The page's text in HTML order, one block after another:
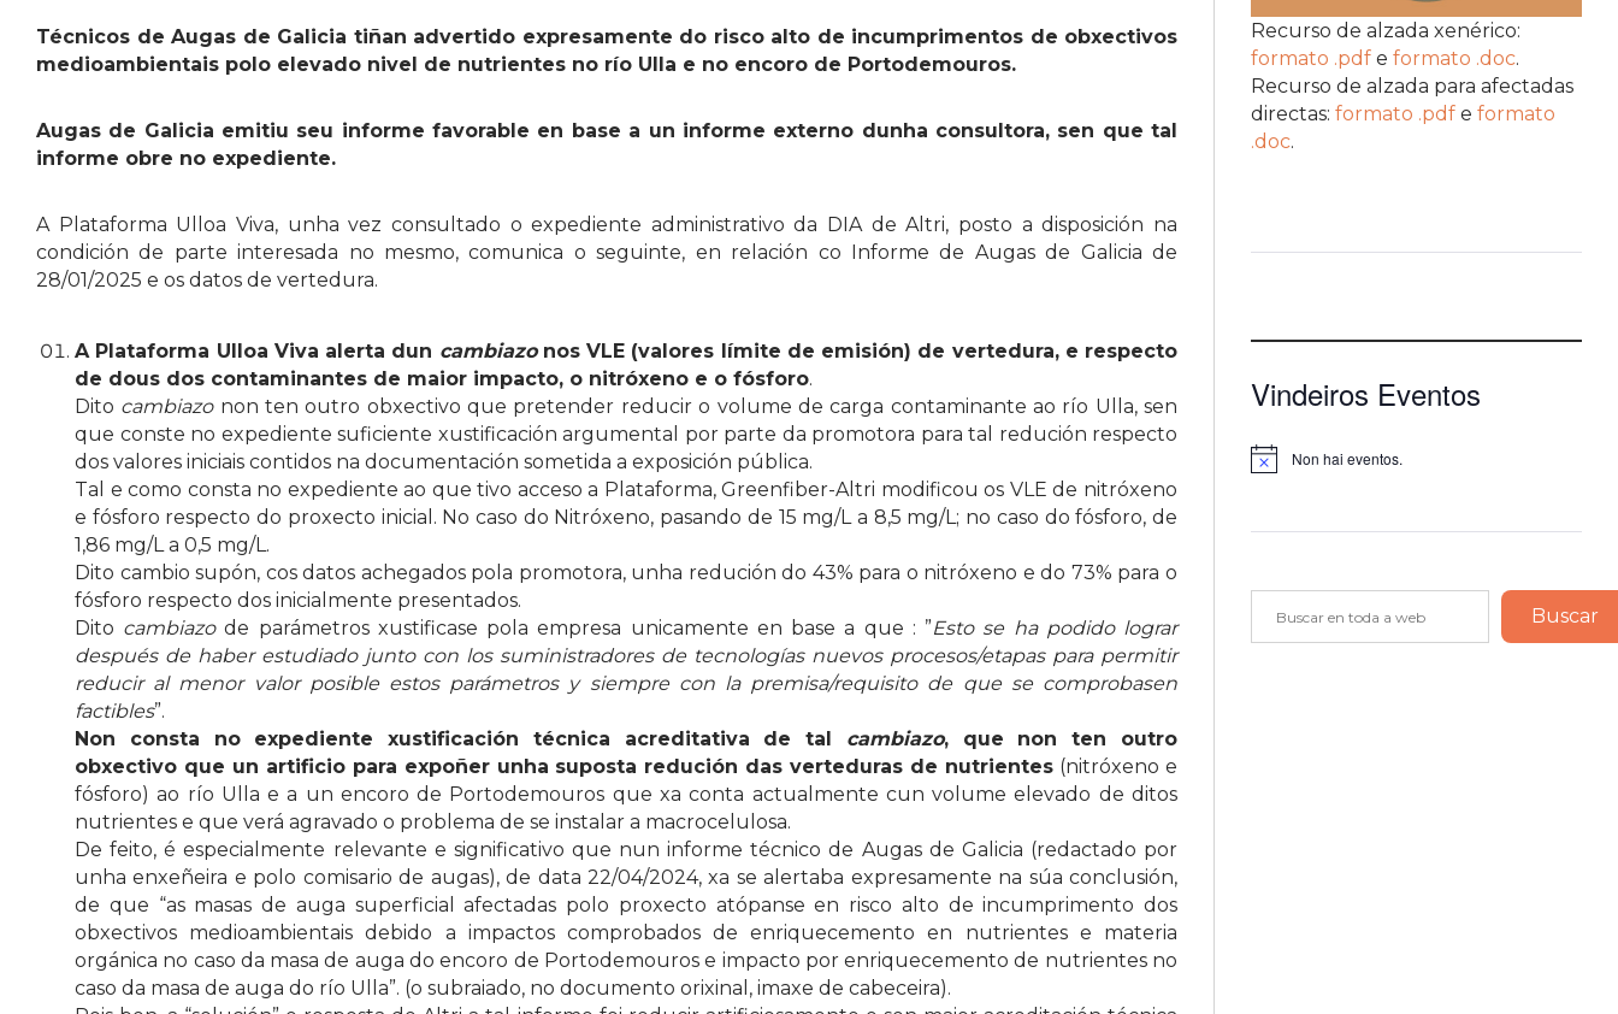
Técnicos de Augas de Galicia tiñan advertido expresamente do risco alto de incumprimentos de obxectivos
medioambientais polo elevado nivel de nutrientes no río Ulla e no encoro de Portodemouros.
Augas de Galicia emitiu seu informe favorable en base a un informe externo dunha consultora, sen que tal
informe obre no expediente.
A Plataforma Ulloa Viva, unha vez consultado o expediente administrativo da DIA de Altri, posto a disposición na
condición de parte interesada no mesmo, comunica o seguinte, en relación co Informe de Augas de Galicia de
28/01/2025 e os datos de vertedura.
A Plataforma Ulloa Viva alerta dun cambiazonos VLE (valores límite de emisión) de vertedura, e respecto
de dous dos contaminantes de maior impacto, o nitróxeno e o fósforo.
Dito cambiazonon ten outro obxectivo que pretender reducir o volume de carga contaminante ao río Ulla, sen
que conste no expediente suficiente xustificación argumental por parte da promotora para tal redución respecto
dos valores iniciais contidos na documentación sometida a exposición pública.
Tal e como consta no expediente ao que tivo acceso a Plataforma, Greenfiber-Altri modificou os VLE de nitróxeno
e fósforo respecto do proxecto inicial. No caso do Nitróxeno, pasando de 15 mg/L a 8,5 mg/L; no caso do fósforo, de
1,86 mg/L a 0,5 mg/L.
Dito cambio supón, cos datos achegados pola promotora, unha redución do 43% para o nitróxeno e do 73% para o
fósforo respecto dos inicialmente presentados.
Dito cambiazode parámetros xustificase pola empresa unicamente en base a que : ”Esto se ha podido lograr
después de haber estudiado junto con los suministradores de tecnologías nuevos procesos/etapas para permitir
reducir al menor valor posible estos parámetros y siempre con la premisa/requisito de que se comprobasen
factibles”.
Non consta no expediente xustificación técnica acreditativa de tal cambiazo, que non ten outro
obxectivo que un artificio para expoñer unha suposta redución das verteduras de nutrientes (nitróxeno e
fósforo) ao río Ulla e a un encoro de Portodemouros que xa conta actualmente cun volume elevado de ditos
nutrientes e que verá agravado o problema de se instalar a macrocelulosa.
De feito, é especialmente relevante e significativo que nun informe técnico de Augas de Galicia (redactado por
unha enxeñeira e polo comisario de augas), de data 22/04/2024, xa se alertaba expresamente na súa conclusión,
de que “as masas de auga superficial afectadas polo proxecto atópanse en risco alto de incumprimento dos
obxectivos medioambientais debido a impactos comprobados de enriquecemento en nutrientes e materia
orgánica no caso da masa de auga do encoro de Portodemouros e impacto por enriquecemento de nutrientes no
caso da masa de auga do río Ulla”. (o subraiado, no documento orixinal, imaxe de cabeceira).
Recurso de alzada xenérico:
formato .pdf e formato .doc.
Recurso de alzada para afectadas
directas: formato .pdf e formato
.doc.
Vindeiros Eventos
Notice Non hai eventos.
Buscar